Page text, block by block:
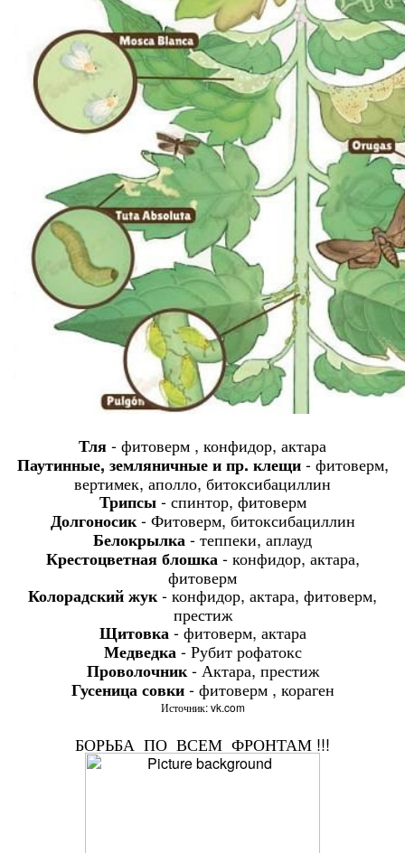
Тля- фитоверм , конфидор, актара
Паутинные, земляничные и пр. клещи- фитоверм,
вертимек, аполло, битоксибациллин
Трипсы- спинтор, фитоверм
Долгоносик- Фитоверм, битоксибациллин
Белокрылка- теппеки, аплауд
Крестоцветная блошка - конфидор, актара,
фитоверм
Колорадский жук- конфидор, актара, фитоверм,
престиж
Щитовка- фитоверм, актара
Медведка - Рубит рофатокс
Проволочник- Актара, престиж
Гусеница совки- фитоверм , кораген
Источник: vk.com
БОРЬБА ПО ВСЕМ ФРОНТАМ !!!